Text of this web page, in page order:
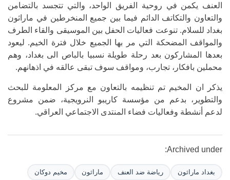
العنف يكمن في روحية الفريق الواحد، والتي تتجسد بالتضامن
والتعاون والتكاتف الدائم فيما بين جميع المنخرطين في ماراثون
بغداد للسلام. تنوعت فعاليات الحفل بين الموسيقى والقاء الطرف
والمواقف المضحكة التي مر بها الجميع خلال فترة الخيم. ليعود
بعدها المشاركون بعد رحلة طويلة نسبيا بالباص الى بغداد، وهم
محملين بافكار، تجارب، ومواقف سوف تبقى عالقه في اذهانهم.
يذكر ان المخيم تم تنظيمه بالتعاون مع مركز المعلومة للبحث
والتطوير، بدعم من مؤسسة كاريبو النرويجية، ضمن مشروع
لدعم أنشطة وفعاليات فضاء المنتدى الاجتماعي العراقي.
Archived under:
بغداد ماراثون رياضة ضد العنف ماراثون مخيم دوكان